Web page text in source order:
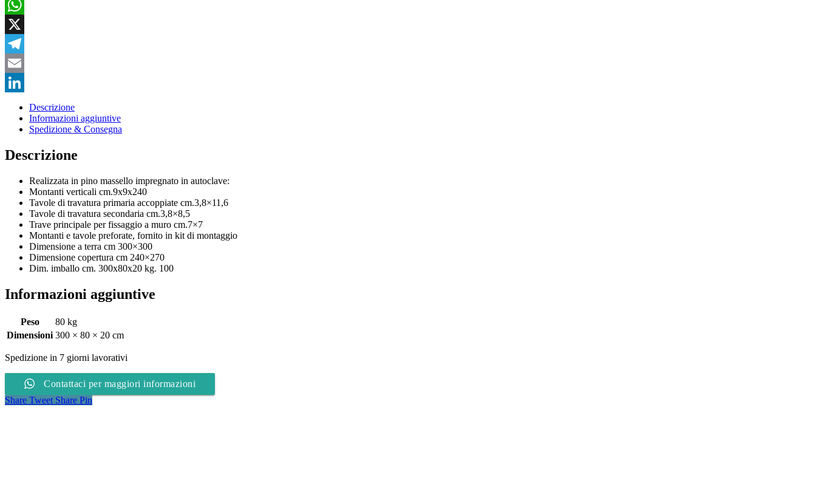
Facebook
WhatsApp
X
Telegram
Email
LinkedIn
Descrizione
Informazioni aggiuntive
Spedizione & Consegna
Descrizione
Realizzata in pino massello impregnato in autoclave:
Montanti verticali cm.9x9x240
Tavole di travatura primaria accoppiate cm.3,8×11,6
Tavole di travatura secondaria cm.3,8×8,5
Trave principale per fissaggio a muro cm.7×7
Montanti e tavole preforate, fornito in kit di montaggio
Dimensione a terra cm 300×300
Dimensione copertura cm 240×270
Dim. imballo cm. 300x80x20 kg. 100
Informazioni aggiuntive
Peso
80 kg
Dimensioni 300 × 80 × 20 cm
Spedizione in 7 giorni lavorativi
Contattaci per maggiori informazioni
Share Tweet Share Pin